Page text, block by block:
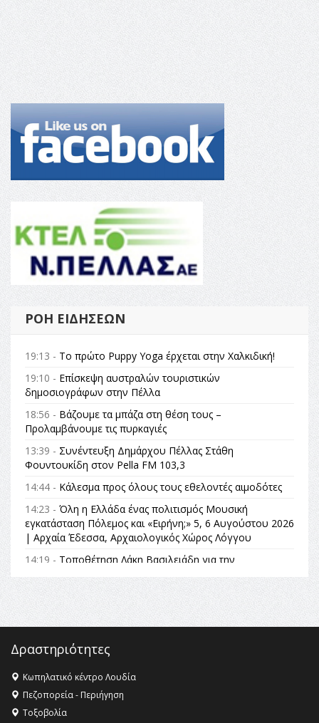
ΡΟΉ ΕΙΔΉΣΕΩΝ
19:13 - Το πρώτο Puppy Yoga έρχεται στην Χαλκιδική!
19:10 - Επίσκεψη αυστραλών τουριστικών
δημοσιογράφων στην Πέλλα
18:56 - Βάζουμε τα μπάζα στη θέση τους –
Προλαμβάνουμε τις πυρκαγιές
13:39 - Συνέντευξη Δημάρχου Πέλλας Στάθη
Φουντουκίδη στον Pella FM 103,3
14:44 - Κάλεσμα προς όλους τους εθελοντές αιμοδότες
14:23 - Όλη η Ελλάδα ένας πολιτισμός Μουσική
εγκατάσταση Πόλεμος και «Ειρήνη;» 5, 6 Αυγούστου 2026
| Αρχαία Έδεσσα, Αρχαιολογικός Χώρος Λόγγου
14:19 - Τοποθέτηση Λάκη Βασιλειάδη για την
Αναθεώρηση του Συντάγματος: «Σε τέτοιες κορυφαίες
θεσμικές διαδικασίες υπάρχει μόνο η ευθύνη απέναντι
στις επόμενες γενιές»
16:35 -Το πρόγραμμα του ΠΑΟΚ στον δεύτερο γύρο του
16:27 - Όλυμπος: Εντάχθηκε στον Κατάλογο Παγκόσμιας
Κληρονομιάς της UNESCO – Ομόφωνη η απόφαση Ο
Όλυμπος αναγνωρίστηκε ως φυσικό και πολιτιστικό
αγαθό εξέχουσας οικουμενικής αξίας για την
ανθρωπότητα
Δραστηριότητες
Κωπηλατικό κέντρο Λουδία
Πεζοπορεία - Περιήγηση
Τοξοβολία